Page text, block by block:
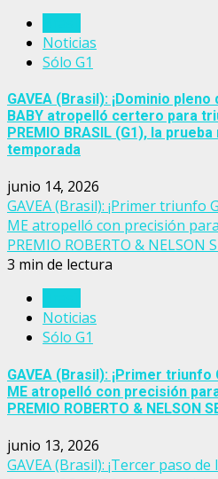
Noticias
Sólo G1
GAVEA (Brasil): ¡Dominio
BABY atropelló certero para
PREMIO BRASIL (G1), la
temporada
junio 14, 2026
GAVEA (Brasil): ¡Primer triunfo
ME atropelló con precisión
PREMIO ROBERTO & NELSON
3 min de lectura
Noticias
Sólo G1
GAVEA (Brasil): ¡Primer triunfo
ME atropelló con precisión
PREMIO ROBERTO & NELSON
junio 13, 2026
GAVEA (Brasil): ¡Tercer paso